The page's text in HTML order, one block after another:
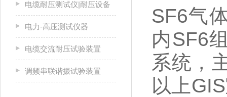
电缆耐压测试仪|耐压设备
电力-高压测试仪器
电缆交流耐压试验装置
调频串联谐振试验装置
SF6气
内SF6
系统，
以上